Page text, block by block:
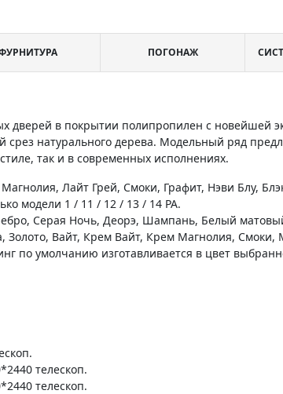
ПОГОНАЖ
дверей в покрытии полипропилен с новейшей
срез натурального дерева. Модельный ряд
так и в современных исполнениях.
Лайт Грей, Смоки, Графит, Нэви Блу,
модели 1 / 11 / 12 / 13 / 14 PA.
Серая Ночь, Деорэ, Шампань, Белый
Золото, Вайт, Крем Вайт, Крем Магнолия, Смоки,
по умолчанию изготавливается в цвет
телескоп.
телескоп.